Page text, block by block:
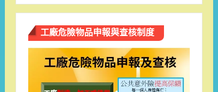
工廠危險物品申報與查核制度